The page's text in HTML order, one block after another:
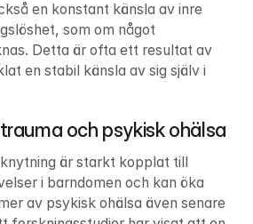
en konstant känsla av inre
som om något
Detta är ofta ett resultat av
en stabil känsla av sig själv i
och psykisk ohälsa
är starkt kopplat till
i barndomen och kan öka
av psykisk ohälsa även senare